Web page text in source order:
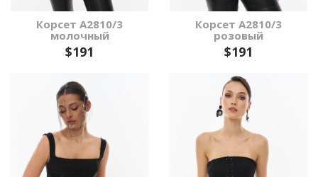
Корсет А2810/3
молочный
$191
Корсет А2810/3
розовый
$191